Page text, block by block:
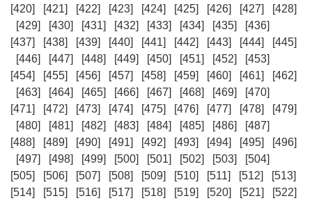
[420]
[421] [422] [423] [424] [425] [426] [427]
[428]
[429]
[430] [431] [432] [433] [434] [435]
[436]
[437]
[438] [439] [440] [441] [442] [443] [444]
[445]
[446]
[447] [448] [449] [450] [451] [452]
[453]
[454]
[455] [456] [457] [458] [459] [460] [461]
[462]
[463]
[464] [465] [466] [467] [468] [469]
[470]
[471]
[472] [473] [474] [475] [476] [477] [478]
[479]
[480]
[481] [482] [483] [484] [485] [486]
[487]
[488]
[489] [490] [491] [492] [493] [494] [495]
[496]
[497]
[498] [499] [500] [501] [502] [503]
[504]
[505]
[506] [507] [508] [509] [510] [511] [512]
[513]
[514]
[515] [516] [517] [518] [519] [520] [521]
[522]